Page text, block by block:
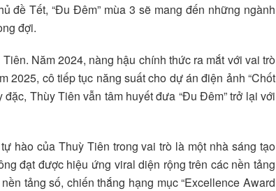
đề Tết, “Đu Đêm” mùa 3 sẽ mang đến những ngành
đợi.
Năm 2024, nàng hậu chính thức ra mắt với vai trò
2025, cô tiếp tục năng suất cho dự án điện ảnh “Chốt
Thùy Tiên vẫn tâm huyết đưa “Đu Đêm” trở lại với
hào của Thuỳ Tiên trong vai trò là một nhà sáng tạo
đạt được hiệu ứng viral diện rộng trên các nền tảng
tảng số, chiến thắng hạng mục “Excellence Award